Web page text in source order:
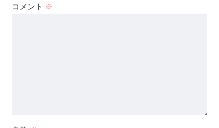
コメント ※